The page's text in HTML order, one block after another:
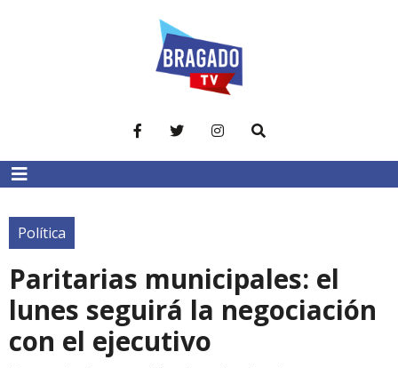
Política
Paritarias municipales: el
lunes seguirá la negociación
con el ejecutivo